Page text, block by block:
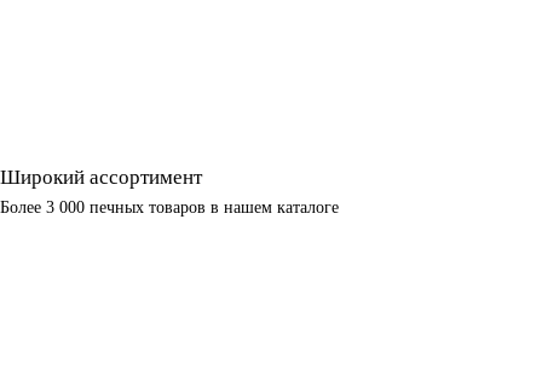
Широкий ассортимент
Более 3 000 печных товаров в нашем каталоге